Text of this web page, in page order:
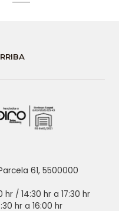
61, 5500000
hr / 14:30 hr a 17:30 hr
hr a 16:00 hr